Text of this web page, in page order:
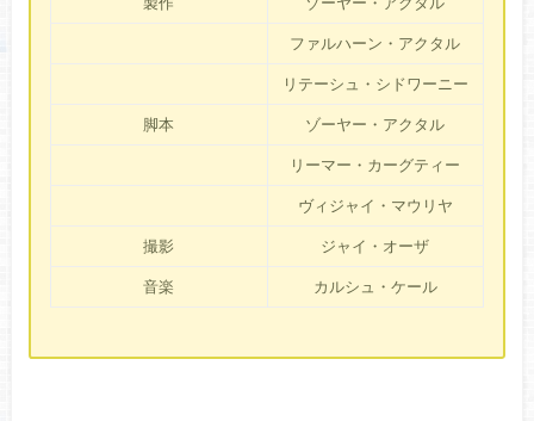
ファルハーン・アクタル
リテーシュ・シドワーニー
脚本 ゾーヤー・アクタル
リーマー・カーグティー
ヴィジャイ・マウリヤ
撮影 ジャイ・オーザ
音楽 カルシュ・ケール